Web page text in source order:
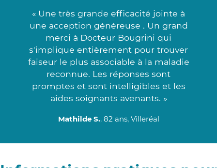
« Une très grande efficacité jointe à
une acception généreuse . Un grand
merci à Docteur Bougrini qui
s'implique entièrement pour trouver
faiseur le plus associable à la maladie
reconnue. Les réponses sont
promptes et sont intelligibles et les
aides soignants avenants. »
Mathilde S., 82 ans, Villeréal